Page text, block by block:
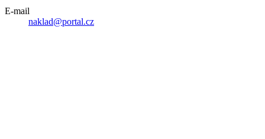
E-mail
naklad@portal.cz